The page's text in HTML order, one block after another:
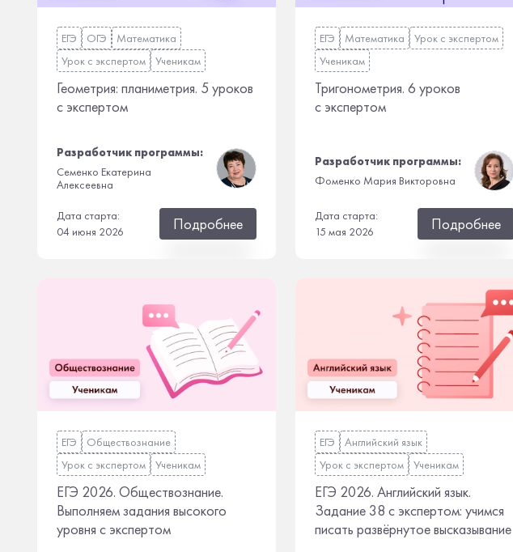
ЕГЭ ОГЭ
Математика
Урок с экспертом
Ученикам
Геометрия: планиметрия. 5 уроков
с экспертом
Разработчик программы:
Семенко Екатерина
Алексеевна
Дата старта:
04 июня 2026
Подробнее
ЕГЭ Математика
Урок с экспертом
Ученикам
Тригонометрия. 6 уроков
с экспертом
Разработчик программы:
Фоменко Мария Викторовна
Дата старта:
15 мая 2026
Подробнее
ЕГЭ
Обществознание
Урок с экспертом
Ученикам
ЕГЭ 2026. Обществознание.
Выполняем задания высокого
уровня с экспертом
ЕГЭ
Английский язык
Урок с экспертом
Ученикам
ЕГЭ 2026. Английский язык.
Задание 38 с экспертом: учимся
писать развёрнутое высказывание